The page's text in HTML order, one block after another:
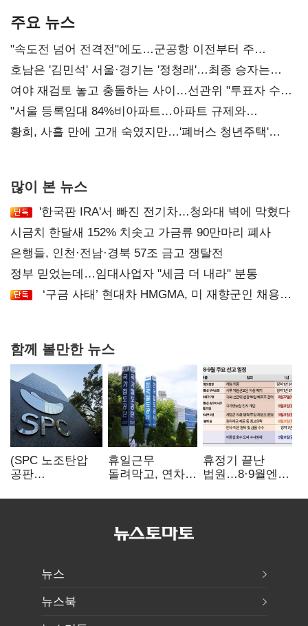
주요 뉴스
"속도전 넘어 전격전"에도…군공항 이전부터 주
52시간까지 '뇌관'
호남은 '김민석' 서울·경기는 '정청래'…최종 승자는
'안갯속'
여야 재검토 놓고 충돌하는 사이…선관위 "투표자 수
오차 당연"
"서울 등록임대 84%비아파트…아파트 규제와
달리해야"
황희, 사흘 만에 고개 숙였지만…'폐버스 청년주택'
많이 본 뉴스
'한국판 IRA'서 빠진 전기차…청와대 벽에 막혔다
시금치 한달새 152% 치솟고 가금류 90만마리 폐사
은행들, 인천·전남·경북 57조 금고 쟁탈전
정부 믿었는데…임대사업자 "세금 더 내라" 분통
‘구금 사태’ 현대차 HMGMA, 미 재향군인 채용
함께 볼만한 뉴스
(SPC 노조탄압
공판
도 책임 안 지는
휴일근무
돌려막고, 연차도
승무현장의
52시간'
휴정기 끝난
법원…8·9월엔
'줄선고' 예정
뉴스
뉴스북